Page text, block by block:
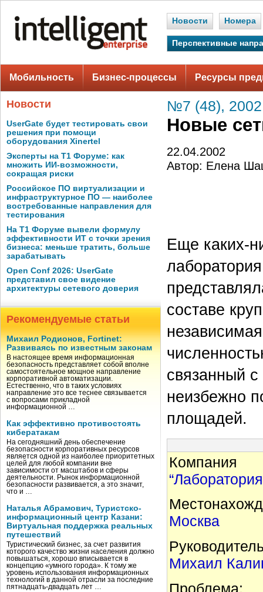
Новости Номера
Перспективные
Мобильность Бизнес-процессы Ресурсы
Новости
UserGate будет тестировать свои
решения при помощи
оборудования Xinertel
Эксперты на Т1 Форуме: как
множить ИИ-возможности,
сокращая риски
Российское ПО виртуализации и
инфраструктурное ПО — наиболее
востребованные направления для
тестирования
На Т1 Форуме вывели формулу
эффективности ИТ с точки зрения
бизнеса: меньше тратить, больше
зарабатывать
Open Conf 2026: UserGate
представил свое видение
архитектуры сетевого доверия
Рекомендуемые статьи
Михаил Родионов, Fortinet:
Развиваясь по известным законам
В настоящее время информационная
безопасность представляет собой вполне
самостоятельное мощное направление
корпоративной автоматизации.
Естественно, что в таких условиях
направление это все теснее связывается
с вопросами прикладной
информационной …
Как эффективно противостоять
кибератакам
На сегодняшний день обеспечение
безопасности корпоративных ресурсов
является одной из наиболее приоритетных
целей для любой компании вне
зависимости от масштабов и сферы
деятельности. Рынок информационной
безопасности развивается, а это значит,
что и …
Наталья Абрамович, Туристско-
информационный центр Казани:
Виртуальная поддержка реальных
путешествий
Туристический бизнес, за счет развития
которого качество жизни населения должно
повышаться, хорошо вписывается в
концепцию «умного города». К тому же
уровень использования информационных
технологий в данной отрасли за последние
пятнадцать-двадцать лет …
№7 (48), 2002
Новые
22.04.2002
Автор: Елена
Еще каких-
составе
связанный с
неизбежно
площадей.
Компания
Москва
Михаил
Проблема: